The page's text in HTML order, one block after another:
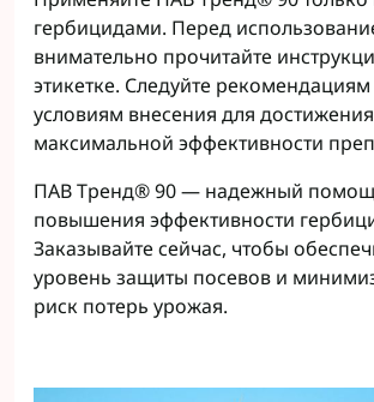
гербицидами. Перед
внимательно прочитайте
этикетке. Следуйте
условиям внесения для достижения
максимальной эффективности
ПАВ Тренд® 90 — надежный
повышения эффективности
Заказывайте сейчас, чтобы
уровень защиты посевов и
риск потерь урожая.